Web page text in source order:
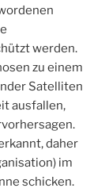
werden.
zu einem
Satelliten
ausfallen,
daher
im
schicken.